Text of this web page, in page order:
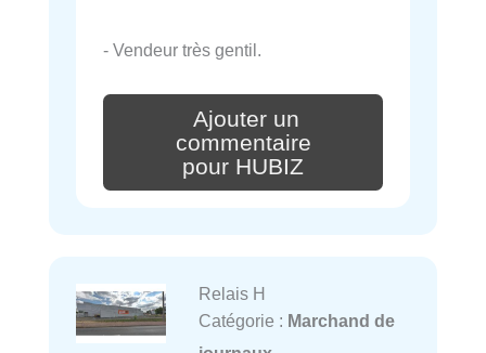
- Vendeur très gentil.
Ajouter un
commentaire
pour HUBIZ
Relais H
Catégorie : Marchand de